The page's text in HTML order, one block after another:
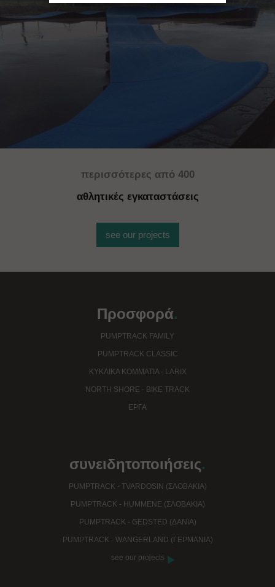
περισσότερες από 400
αθλητικές εγκαταστάσεις
see our projects
Προσφορά.
PUMPTRACK FAMILY
PUMPTRACK CLASSIC
ΚΥΚΛΙΚΆ ΚΟΜΜΆΤΙΑ - LARIX
NORTH SHORE - BIKE TRACK
EΡΓΑ
συνειδητοποιήσεις.
PUMPTRACK - TVARDOSIN (ΣΛΟΒΑΚΊΑ)
PUMPTRACK - HUMMENE (ΣΛΟΒΑΚΊΑ)
PUMPTRACK - GEDSTED (ΔΑΝΊΑ)
PUMPTRACK - WANGERLAND (ΓΕΡΜΑΝΊΑ)
see our projects